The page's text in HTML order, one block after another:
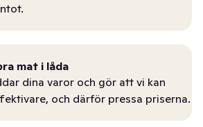
mat i låda
dina varor och gör att vi kan
och därför pressa priserna.